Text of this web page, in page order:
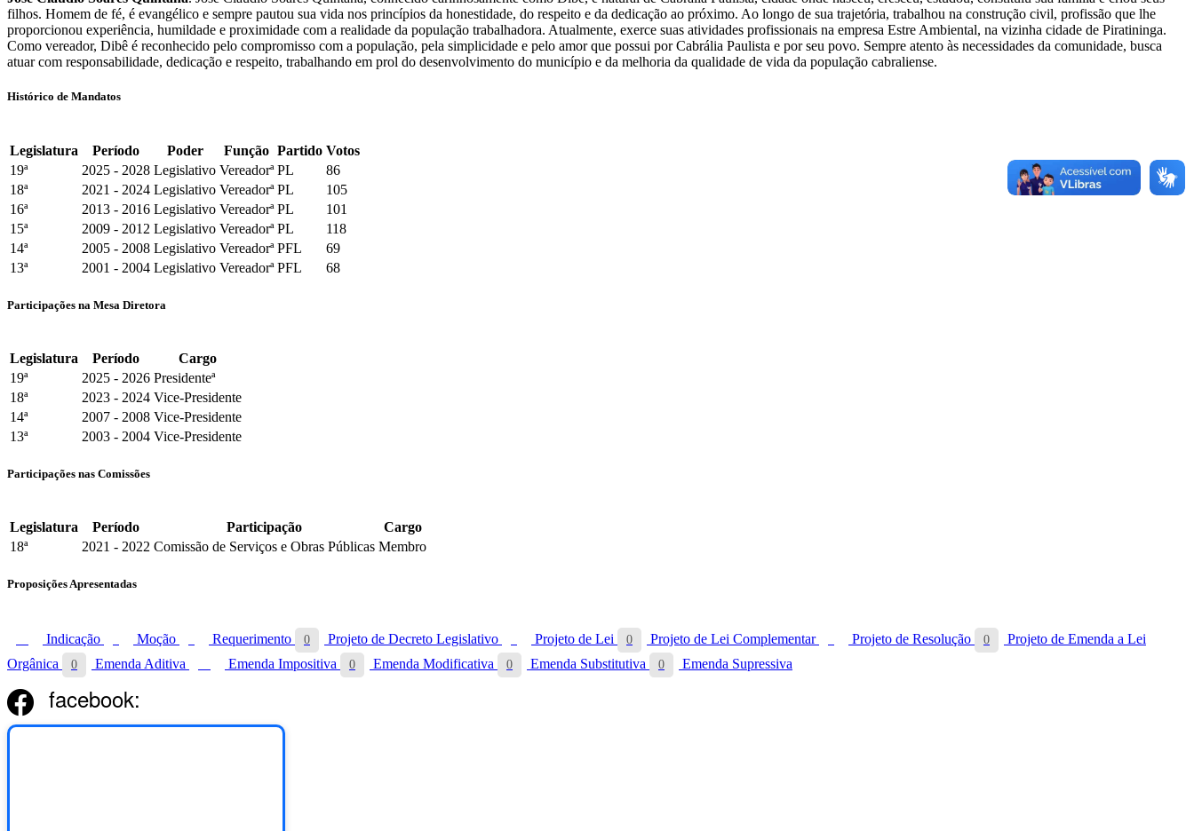
filhos. Homem de fé, é evangélico e sempre pautou sua vida nos princípios da honestidade, do respeito e da dedicação ao próximo. Ao longo de sua trajetória, trabalhou na construção civil, profissão que lhe
proporcionou experiência, humildade e proximidade com a realidade da população trabalhadora. Atualmente, exerce suas atividades profissionais na empresa Estre Ambiental, na vizinha cidade de Piratininga.
Como vereador, Dibê é reconhecido pelo compromisso com a população, pela simplicidade e pelo amor que possui por Cabrália Paulista e por seu povo. Sempre atento às necessidades da comunidade, busca
atuar com responsabilidade, dedicação e respeito, trabalhando em prol do desenvolvimento do município e da melhoria da qualidade de vida da população cabraliense.
Histórico de Mandatos
Legislatura Período Poder Função Partido Votos
19ª
2025 - 2028 Legislativo Vereadorª PL
86
18ª
2021 - 2024 Legislativo Vereadorª PL
105
16ª
2013 - 2016 Legislativo Vereadorª PL
101
15ª
2009 - 2012 Legislativo Vereadorª PL
118
14ª
2005 - 2008 Legislativo Vereadorª PFL
69
13ª
2001 - 2004 Legislativo Vereadorª PFL 68
Participações na Mesa Diretora
Legislatura Período
Cargo
19ª
2025 - 2026 Presidenteª
18ª
2023 - 2024 Vice-Presidente
14ª
2007 - 2008 Vice-Presidente
13ª
2003 - 2004 Vice-Presidente
Participações nas Comissões
Legislatura Período Participação
Cargo
18ª
2021 - 2022 Comissão de Serviços e Obras Públicas Membro
Proposições Apresentadas
Indicação Moção Requerimento 0 Projeto de Decreto Legislativo Projeto de Lei 0 Projeto de Lei Complementar Projeto de Resolução 0
Projeto de Emenda a Lei
Orgânica
0 Emenda Aditiva Emenda Impositiva 0 Emenda Modificativa 0 Emenda Substitutiva 0 Emenda Supressiva
facebook: